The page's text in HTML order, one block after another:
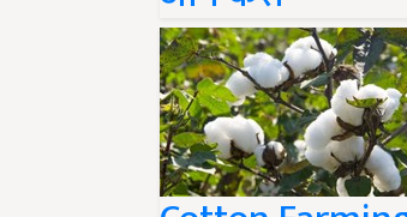
Cotton